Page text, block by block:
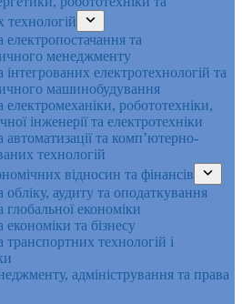
технологій
електропостачання та
менеджменту
інтегрованих електротехнологій та
машинобудування
електромеханіки, робототехніки,
інженерії та електротехніки
автоматизації та комп’ютерно-
технологій
відносин та фінансів
обліку, аудиту та оподаткування
глобальної економіки
економіки та бізнесу
транспортних технологій і
адміністрування та права